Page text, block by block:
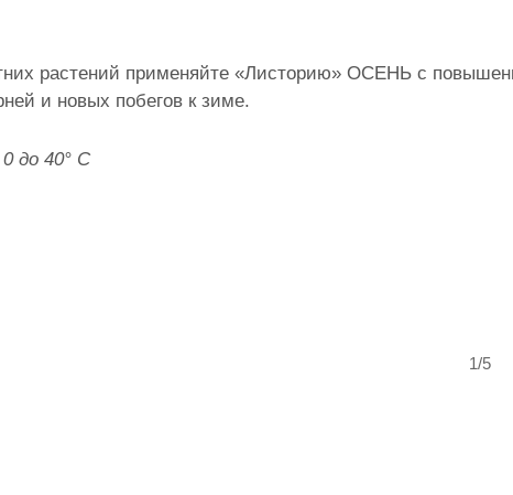
растений применяйте «Листорию» ОСЕНЬ с
и новых побегов к зиме.
до 40° С
1/5